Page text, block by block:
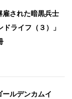
された暗黒兵士
ドライフ（３）」
ルデンカムイ